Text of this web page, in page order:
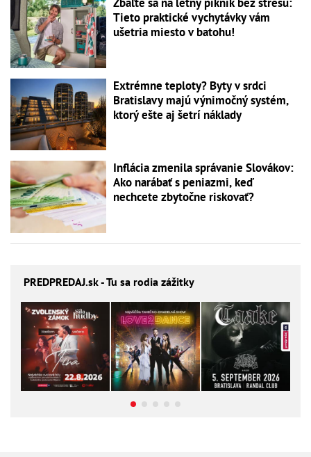
Tieto praktické vychytávky vám
ušetria miesto v batohu!
Extrémne teploty? Byty v srdci
Bratislavy majú výnimočný systém,
ktorý ešte aj šetrí náklady
Inflácia zmenila správanie Slovákov:
Ako narábať s peniazmi, keď
nechcete zbytočne riskovať?
PREDPREDAJ.sk - Tu sa rodia zážitky